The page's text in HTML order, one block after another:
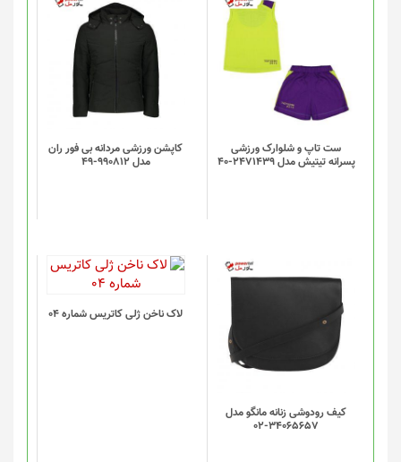
ست تاپ و شلوارک ورزشی
پسرانه تیتیش مدل 2471439-40
کاپشن ورزشی مردانه بی فور ران
مدل 990812-49
کیف رودوشی زنانه مانگو مدل
34065657-02
لاک ناخن ژلی کاتریس شماره 04